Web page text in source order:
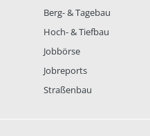
Berg- & Tagebau
Hoch- & Tiefbau
Jobbörse
Jobreports
Straßenbau